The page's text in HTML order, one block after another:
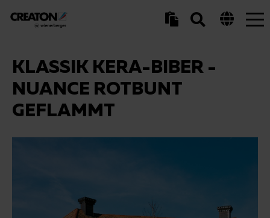
KLASSIK KERA-BIBER -
NUANCE ROTBUNT
GEFLAMMT